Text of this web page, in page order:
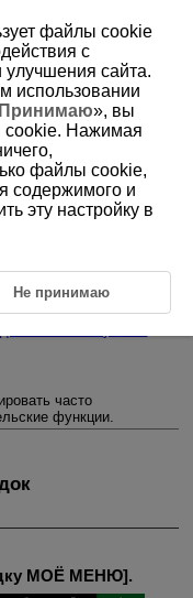
«Мое
меню»
часто
функции.
МОЁ МЕНЮ].
файлы cookie
с
улучшения сайта.
использовании
Принимаю», вы
cookie. Нажимая
файлы cookie,
содержимого и
эту настройку в
Не принимаю